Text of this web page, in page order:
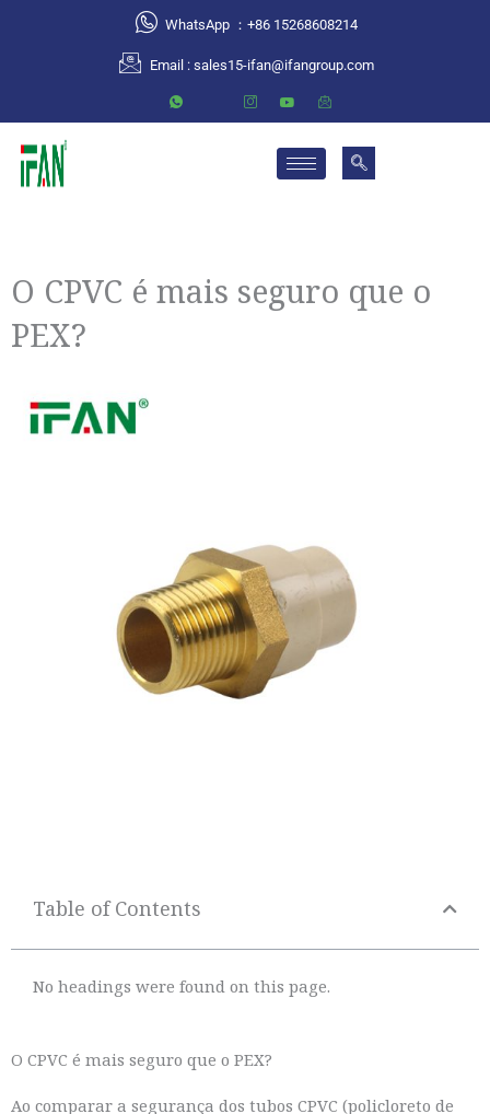
WhatsApp ：+86 15268608214
Email : sales15-ifan@ifangroup.com
O CPVC é mais seguro que o
PEX?
Table of Contents
No headings were found on this page.
O CPVC é mais seguro que o PEX?
Ao comparar a segurança dos tubos CPVC (policloreto de